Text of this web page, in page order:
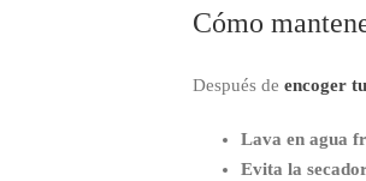
Cómo
Después de encoger
Lava en agua
Evita la